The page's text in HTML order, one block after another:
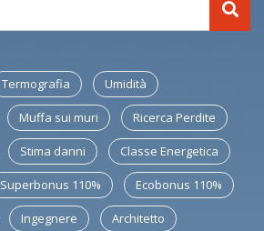
Termografia Umidità
Muffa sui muri Ricerca Perdite
Stima danni Classe Energetica
Superbonus 110% Ecobonus 110%
Ingegnere Architetto